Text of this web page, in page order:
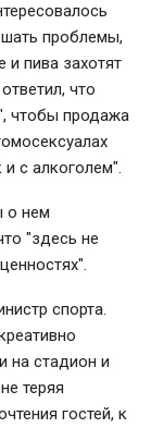
проблемы,
и пива захотят
что
чтобы продажа
с алкоголем".
о нем
"здесь не
спорта.
на стадион и
теряя
гостей, к